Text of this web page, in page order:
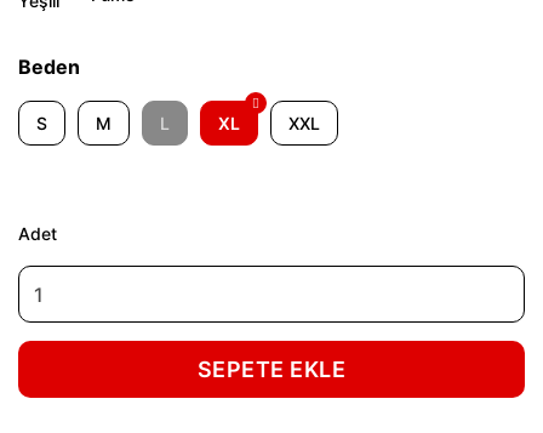
Beden
S M L XL XXL
Adet
SEPETE EKLE